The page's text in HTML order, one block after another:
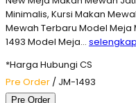
Minimalis, Kursi Makan
Mewah Terbaru Model Meja
1493 Model Meja…
*Harga Hubungi CS
Pre Order / JM-1493
Pre Order